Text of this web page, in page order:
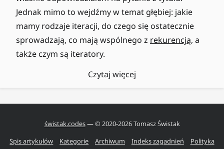
Jednak mimo to wejdźmy w temat głębiej: jakie
mamy rodzaje iteracji, do czego się ostatecznie
sprowadzają, co mają wspólnego z rekurencją, a
także czym są iteratory.
Czytaj więcej
świstak.codes— © 2020-2026Tomasz Świstak
Spis artykułów
Kategorie Archiwum Indeks zagadnień
Polityka